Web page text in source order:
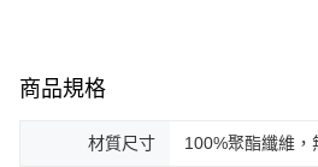
商品規格
材質尺寸 100%聚酯纖維，